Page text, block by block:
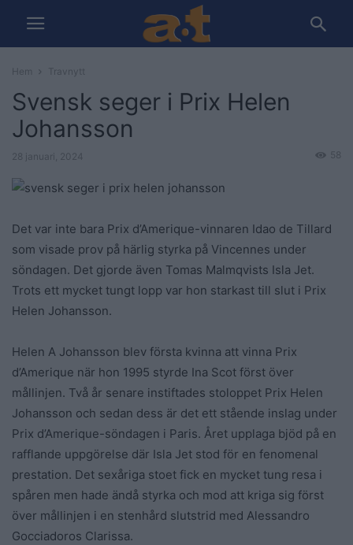
Hem Travnytt
Svensk seger i Prix Helen
Johansson
28 januari, 2024 58
Det var inte bara Prix d’Amerique-vinnaren Idao de Tillard
som visade prov på härlig styrka på Vincennes under
söndagen. Det gjorde även Tomas Malmqvists Isla Jet.
Trots ett mycket tungt lopp var hon starkast till slut i Prix
Helen Johansson.
Helen A Johansson blev första kvinna att vinna Prix
d’Amerique när hon 1995 styrde Ina Scot först över
mållinjen. Två år senare instiftades stoloppet Prix Helen
Johansson och sedan dess är det ett stående inslag under
Prix d’Amerique-söndagen i Paris. Året upplaga bjöd på en
rafflande uppgörelse där Isla Jet stod för en fenomenal
prestation. Det sexåriga stoet fick en mycket tung resa i
spåren men hade ändå styrka och mod att kriga sig först
över mållinjen i en stenhård slutstrid med Alessandro
Gocciadoros Clarissa.